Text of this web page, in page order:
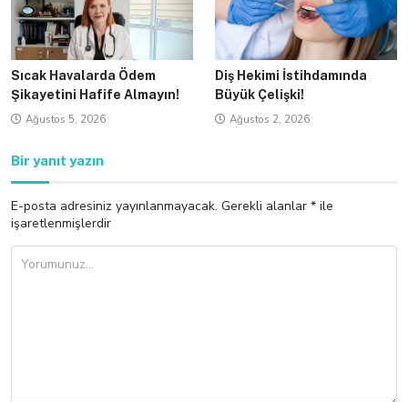
Sıcak Havalarda Ödem
Şikayetini Hafife Almayın!
Ağustos 5, 2026
Diş Hekimi İstihdamında
Büyük Çelişki!
Ağustos 2, 2026
Bir yanıt yazın
E-posta adresiniz yayınlanmayacak. Gerekli alanlar * ile
işaretlenmişlerdir